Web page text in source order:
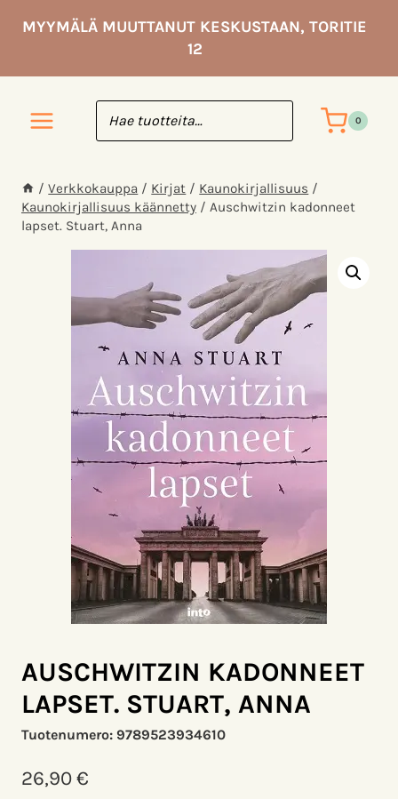
sisältöön
MYYMÄLÄ MUUTTANUT KESKUSTAAN, TORITIE
12
0
/ Verkkokauppa / Kirjat / Kaunokirjallisuus /
Kaunokirjallisuus käännetty / Auschwitzin kadonneet
lapset. Stuart, Anna
AUSCHWITZIN KADONNEET
LAPSET. STUART, ANNA
Tuotenumero: 9789523934610
26,90€